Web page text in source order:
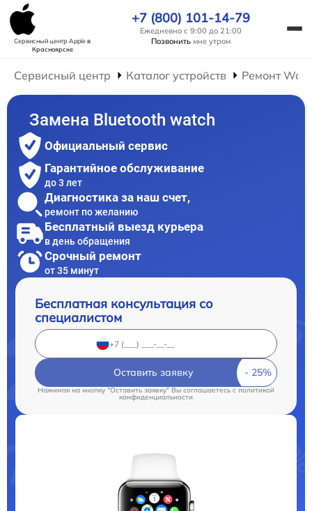
Сервисный центр Appleв
Красноярске
+7 (800) 101-14-79
Ежедневно с 9:00 до 21:00
Позвонить мне утром
Сервисный центр Каталог устройств Ремонт
Замена Bluetooth watch
Официальный сервис
Гарантийное обслуживание
до 3 лет
Диагностика за наш счет,
ремонт по желанию
Бесплатный выезд курьера
в день обращения
Срочный ремонт
от 35 минут
Бесплатная консультация со
специалистом
Оставить заявку
Нажимая на кнопку "Оставить заявку" Вы соглашаетесь cполитикой
конфиденциальности